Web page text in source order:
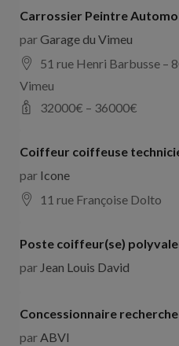
Carrossier Peintre
parGarage du Vimeu
51 rue Henri Barbusse –
Vimeu
32000€ – 36000€
Coiffeur coiffeuse
par Icone
11 rue Françoise Dolto
Poste coiffeur(se)
par Jean Louis David
Concessionnaire
parABVI